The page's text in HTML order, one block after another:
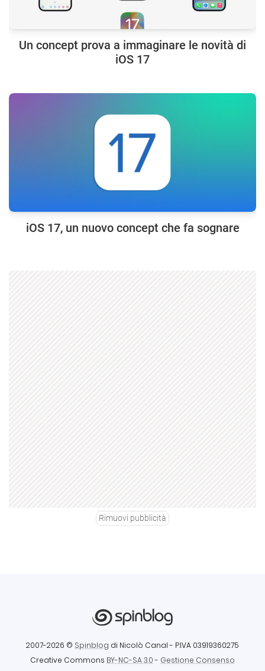
Un concept prova a immaginare le novità di
iOS 17
iOS 17, un nuovo concept che fa sognare
Rimuovi pubblicità
2007-2026 © Spinblog di Nicolò Canal - P.IVA 03919360275
Creative Commons BY-NC-SA 3.0- Gestione Consenso